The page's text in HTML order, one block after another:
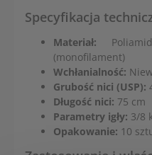
Specyfikacja
Materiał:
(monofilament)
Wchłanialność:
Grubość nici (USP):
Długość nici: 75 cm
Parametry igły: 3/8
Opakowanie: 10